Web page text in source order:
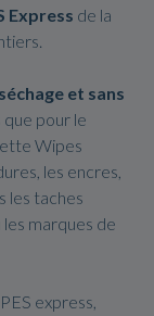
Express de la
et sans
que pour le
Wipes
les encres,
les taches
marques de
express,